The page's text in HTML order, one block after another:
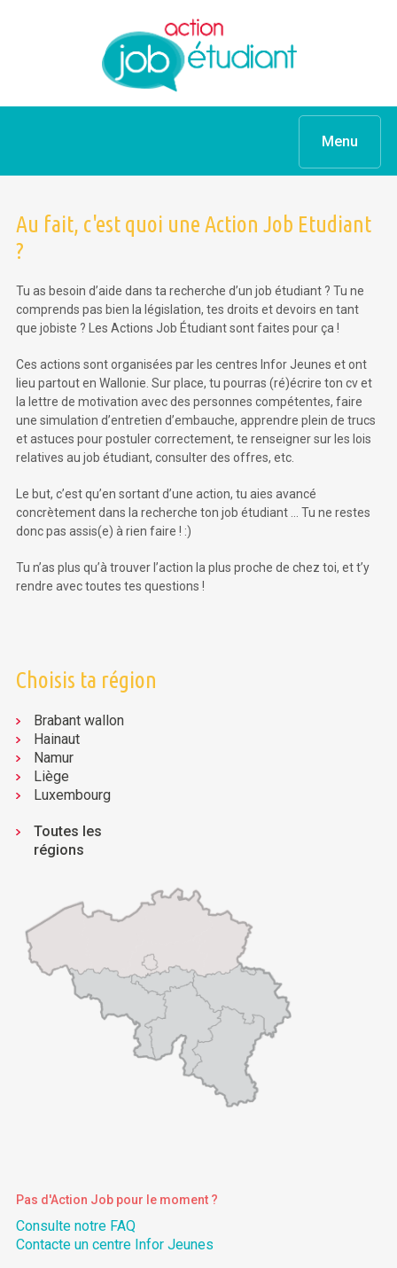
Menu
Au fait, c'est quoi une Action Job Etudiant
?
Tu as besoin d’aide dans ta recherche d’un job étudiant ? Tu ne
comprends pas bien la législation, tes droits et devoirs en tant
que jobiste ? Les Actions Job Étudiant sont faites pour ça !
Ces actions sont organisées par les centres Infor Jeunes et ont
lieu partout en Wallonie. Sur place, tu pourras (ré)écrire ton cv et
la lettre de motivation avec des personnes compétentes, faire
une simulation d’entretien d’embauche, apprendre plein de trucs
et astuces pour postuler correctement, te renseigner sur les lois
relatives au job étudiant, consulter des offres, etc.
Le but, c’est qu’en sortant d’une action, tu aies avancé
concrètement dans la recherche ton job étudiant … Tu ne restes
donc pas assis(e) à rien faire ! :)
Tu n’as plus qu’à trouver l’action la plus proche de chez toi, et t’y
rendre avec toutes tes questions !
Choisis ta région
Brabant wallon
Hainaut
Namur
Liège
Luxembourg
Toutes les
régions
Pas d'Action Job pour le moment ?
Consulte notre FAQ
Contacte un centre Infor Jeunes